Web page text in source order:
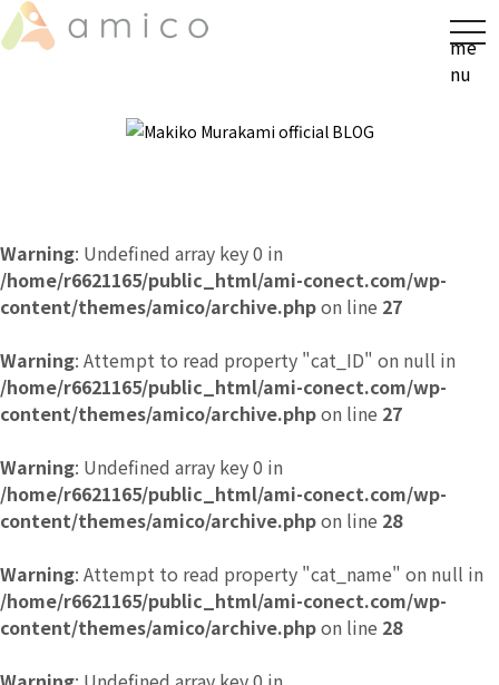
t
o
g
t
me
nu
Warning: Undefined array key 0 in
/home/r6621165/public_html/ami-conect.com/wp-
content/themes/amico/archive.phpon line 27
Warning: Attempt to read property "cat_ID" on null in
/home/r6621165/public_html/ami-conect.com/wp-
content/themes/amico/archive.phpon line 27
Warning: Undefined array key 0 in
/home/r6621165/public_html/ami-conect.com/wp-
content/themes/amico/archive.phpon line 28
Warning: Attempt to read property "cat_name" on null in
/home/r6621165/public_html/ami-conect.com/wp-
content/themes/amico/archive.phpon line 28